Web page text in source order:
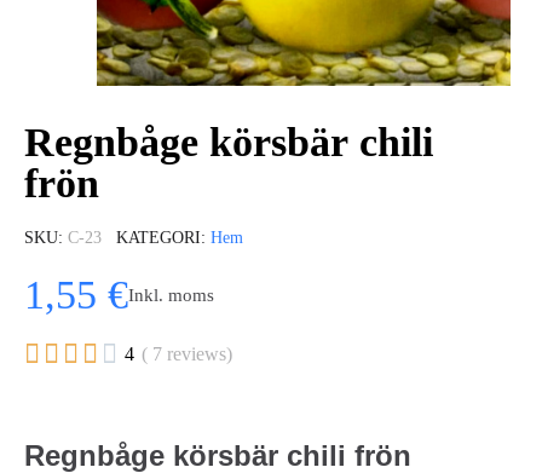
Regnbåge körsbär chili
frön
SKU C-23 KATEGORI Hem
1,55 €Inkl. moms
     4 ( 7 reviews)
Regnbåge körsbär chili frön